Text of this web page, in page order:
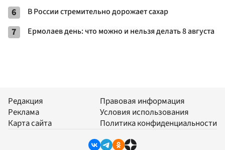
6 В России стремительно дорожает сахар
7 Ермолаев день: что можно и нельзя делать 8 августа
Редакция
Реклама
Карта сайта
Правовая информация
Условия использования
Политика конфиденциальности